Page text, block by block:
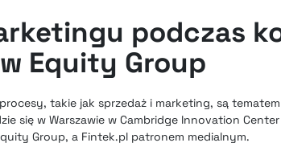
podczas
Equity Group
takie jak sprzedaż i marketing, są
się w Warszawie w Cambridge Innovation Center
Group, a Fintek.pl patronem medialnym.